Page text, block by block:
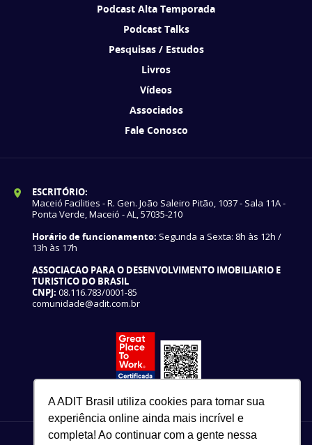
A ADIT Brasil utiliza cookies para tornar sua
experiência online ainda mais incrível e
completa! Ao continuar com a gente nessa
Podcast Alta Temporada
Podcast Talks
Pesquisas / Estudos
Livros
Vídeos
Associados
Fale Conosco
ESCRITÓRIO:
Maceió Facilities - R. Gen. João Saleiro Pitão, 1037 - Sala 11A -
Ponta Verde, Maceió - AL, 57035-210
Horário de funcionamento: Segunda a Sexta: 8h às 12h /
13h às 17h
ASSOCIACAO PARA O DESENVOLVIMENTO IMOBILIARIO E
TURISTICO DO BRASIL
CNPJ: 08.116.783/0001-85
comunidade@adit.com.br